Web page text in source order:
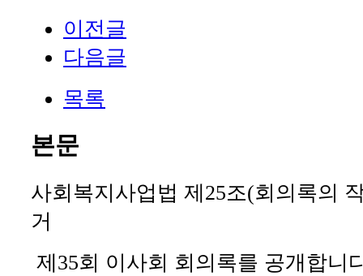
이전글
다음글
목록
본문
사회복지사업법 제 25조(회의록의
거
제 35회 이사회 회의록를 공개합니